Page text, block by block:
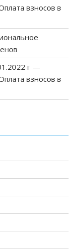
взносов в
г —
взносов в